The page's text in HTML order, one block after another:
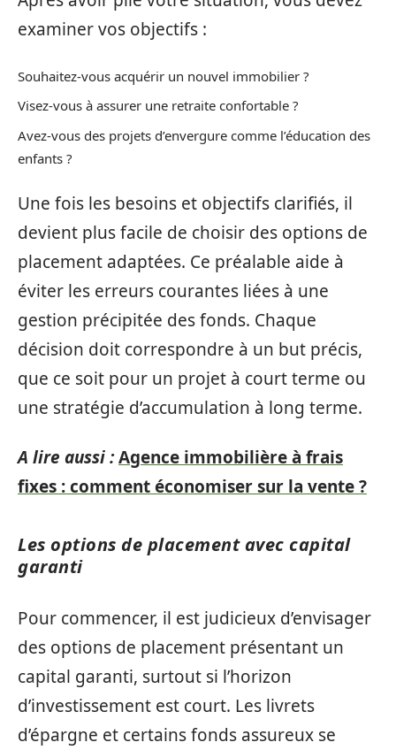
examiner vos objectifs :
Souhaitez-vous acquérir un nouvel immobilier ?
Visez-vous à assurer une retraite confortable ?
Avez-vous des projets d’envergure comme l’éducation des
enfants ?
Une fois les besoins et objectifs clarifiés, il
devient plus facile de choisir des options de
placement adaptées. Ce préalable aide à
éviter les erreurs courantes liées à une
gestion précipitée des fonds. Chaque
décision doit correspondre à un but précis,
que ce soit pour un projet à court terme ou
une stratégie d’accumulation à long terme.
A lire aussi :Agence immobilière à frais
fixes : comment économiser sur la vente ?
Les options de placement avec capital
garanti
Pour commencer, il est judicieux d’envisager
des options de placement présentant un
capital garanti, surtout si l’horizon
d’investissement est court. Les livrets
d’épargne et certains fonds assureux se